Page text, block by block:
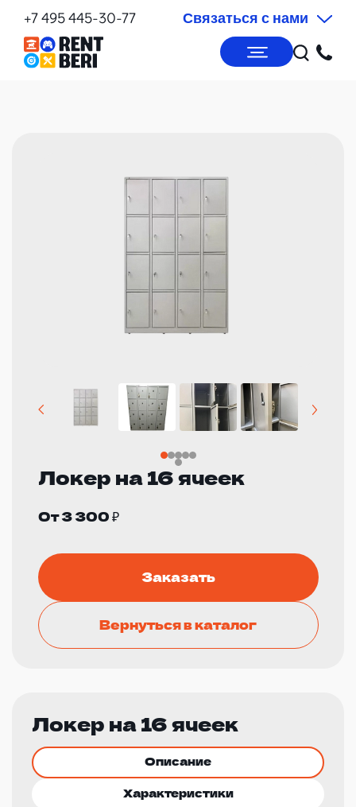
+7 495 445-30-77 Связаться с нами
Локер на 16 ячеек
От 3 300 ₽
Заказать
Вернуться в каталог
Локер на 16 ячеек
Описание
Характеристики